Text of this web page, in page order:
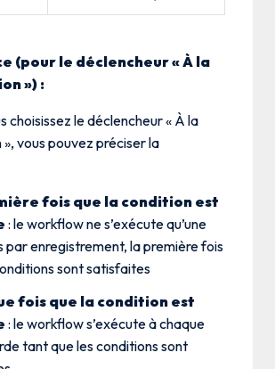
(pour le déclencheur « À la
») :
choisissez le déclencheur « À la
vous pouvez préciser la
fois que la condition est
: le workflow ne s’exécute qu’une
par enregistrement, la première fois
sont satisfaites
fois que la condition est
: le workflow s’exécute à chaque
tant que les conditions sont